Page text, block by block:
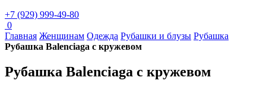
+7 (929) 999-49-80
0
Главная Женщинам Одежда Рубашки и блузы Рубашка
Рубашка Balenciaga с кружевом
Рубашка Balenciaga с кружевом